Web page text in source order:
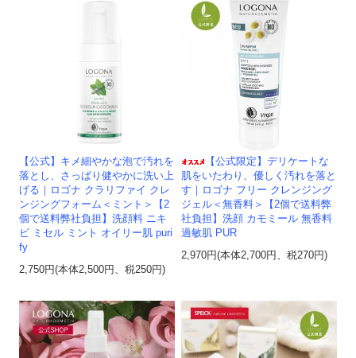
【公式】キメ細やかな泡で汚れを
落とし、さっぱり健やかに洗い上
げる｜ロゴナ クラリファイ クレ
ンジングフォーム＜ミント＞【2
個で送料弊社負担】洗顔料 ニキ
ビ ミセル ミント オイリー肌 puri
fy
2,750円(本体2,500円、税250円)
【公式限定】デリケートな
肌をいたわり、優しく汚れを落と
す｜ロゴナ フリー クレンジング
ジェル＜無香料＞【2個で送料弊
社負担】洗顔 カモミール 無香料
過敏肌 PUR
2,970円(本体2,700円、税270円)